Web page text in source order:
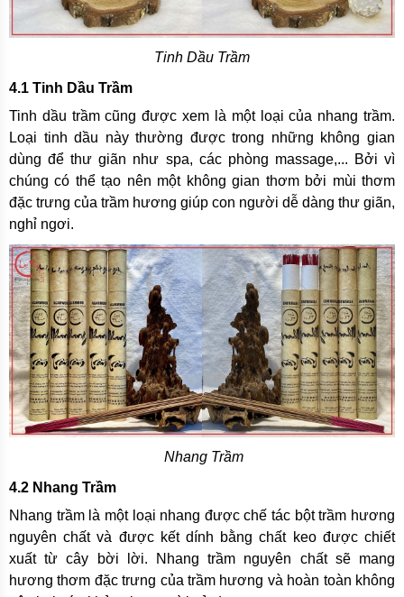
Tinh Dầu Trầm
4.1 Tinh Dầu Trầm
Tinh dầu trầm cũng được xem là một loại của nhang trầm.
Loại tinh dầu này thường được trong những không gian
dùng để thư giãn như spa, các phòng massage,... Bởi vì
chúng có thể tạo nên một không gian thơm bởi mùi thơm
đặc trưng của trầm hương giúp con người dễ dàng thư giãn,
nghỉ ngơi.
Nhang Trầm
4.2 Nhang Trầm
Nhang trầm là một loại nhang được chế tác bột trầm hương
nguyên chất và được kết dính bằng chất keo được chiết
xuất từ cây bời lời. Nhang trầm nguyên chất sẽ mang
hương thơm đặc trưng của trầm hương và hoàn toàn không